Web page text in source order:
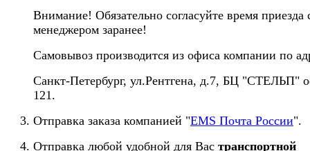
Внимание! Обязательно согласуйте время приезда
менеджером заранее!
Самовывоз производится из офиса компании по
Санкт-Петербург, ул.Рентгена, д.7, БЦ "СТЕЛЬП"
121.
Отправка заказа компанией "EMS Почта России".
Отправка любой удобной для Вас транспортной